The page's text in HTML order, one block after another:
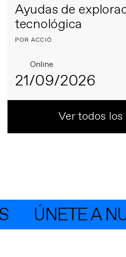
Ayudas de
tecnológica
POR ACCIÓ
Online
21/09/2026
Ver todos
ÚNETE A